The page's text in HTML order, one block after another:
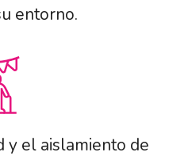
entorno.
y el aislamiento de